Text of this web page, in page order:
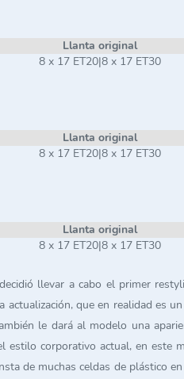
Llanta original
8 x 17 ET20|8 x 17 ET30
Llanta original
8 x 17 ET20|8 x 17 ET30
Llanta original
8 x 17 ET20|8 x 17 ET30
llevar a cabo el primer
que en realidad es
le dará al modelo una
corporativo actual, en este
de muchas celdas de plástico